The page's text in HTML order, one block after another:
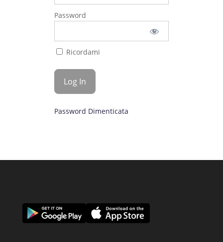
Password
Ricordami
Password Dimenticata